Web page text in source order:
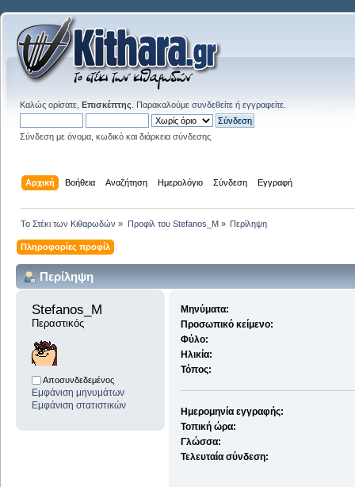
Καλώς ορίσατε, Επισκέπτης . Παρακαλούμε συνδεθείτε ή εγγραφείτε
Σύνδεση με όνομα, κωδικό και διάρκεια σύνδεσης
Αρχική Βοήθεια Αναζήτηση Ημερολόγιο Σύνδεση Εγγραφή
Το Στέκι των Κιθαρωδών » Προφίλ του Stefanos_M» Περίληψη
Πληροφορίες προφίλ
Περίληψη
Stefanos_M
Περαστικός
Αποσυνδεδεμένος
Εμφάνιση μηνυμάτων
Εμφάνιση στατιστικών
Μηνύματα:
Προσωπικό κείμενο:
Φύλο:
Ηλικία:
Τόπος:
Ημερομηνία εγγραφής:
Τοπική ώρα:
Γλώσσα:
Τελευταία σύνδεση: